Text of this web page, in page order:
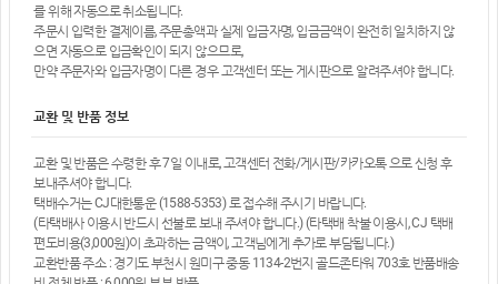
를 위해 자동으로 취소됩니다.
주문시 입력한 결제이름, 주문총액과 실제 입금자명, 입금금액이 완전히 일치하지 않
으면 자동으로 입금확인이 되지 않으므로,
만약 주문자와 입금자명이 다른 경우 고객센터 또는 게시판으로 알려주셔야 합니다.
교환 및 반품 정보
교환 및 반품은 수령한 후 7일 이내로, 고객센터 전화/게시판/카카오톡 으로 신청 후
보내주셔야 합니다.
택배수거는 CJ대한통운 (1588-5353) 로 접수해 주시기 바랍니다.
(타택배사 이용시 반드시 선불로 보내 주셔야 합니다.) (타택배 착불 이용시, CJ 택배
편도비용(3,000원)이 초과하는 금액이, 고객님에게 추가로 부담됩니다.)
교환반품 주소 : 경기도 부천시 원미구 중동 1134-2번지 골드존타워 703호 반품배송